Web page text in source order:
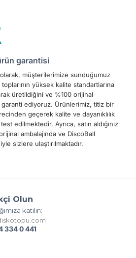
garantisi
müşterilerimize sunduğumuz
yüksek kalite standartlarına
üretildiğini ve %100 orijinal
ediyoruz. Ürünlerimiz, titiz bir
geçerek kalite ve dayanıklılık
test edilmektedir. Ayrıca, satın aldığınız
ambalajında ve DiscoBall
sizlere ulaştırılmaktadır.
Olun
katılın:
334 0 441